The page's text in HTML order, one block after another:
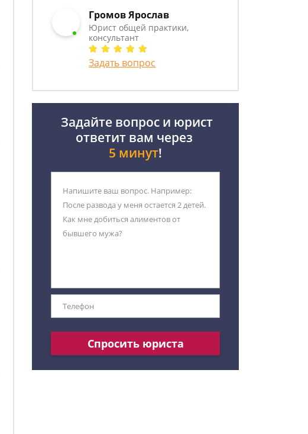
Громов Ярослав
Юрист общей практики,
консультант
Задать вопрос
Задайте вопрос и юрист
ответит вам через
5 минут!
Спросить юриста